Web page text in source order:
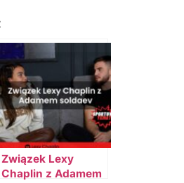
Związek Lexy
Chaplin z Adamem